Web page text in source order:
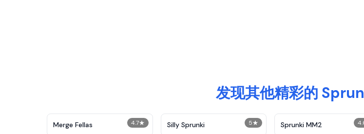
发现其他精彩的
4.7★
Merge Fellas 5★
Silly Sprunki Sprunki MM2